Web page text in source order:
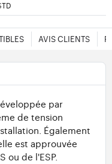
AVIS CLIENTS
par
de tension
Également
est approuvée
ou de l'ESP.